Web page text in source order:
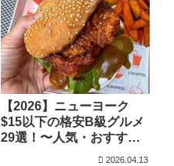
【2026】ニューヨーク
$15以下の格安B級グルメ
29選！〜人気・おすすめ
2026.04.13